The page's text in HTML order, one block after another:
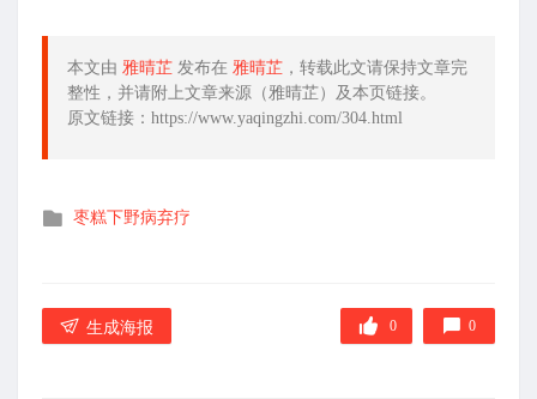
本文由 雅晴芷 发布在 雅晴芷 ，转载此文请保持文章完
整性，并请附上文章来源（雅晴芷）及本页链接。
原文链接：https://www.yaqingzhi.com/304.html
发
枣糕下野病弃疗
生成海报 0 0